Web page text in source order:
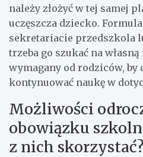
należy złożyć w tej samej
uczęszcza dziecko.
sekretariacie przedszkola
trzeba go szukać na
wymagany od rodziców, by
kontynuować naukę w
Możliwości
obowiązku
z nich skorzystać?